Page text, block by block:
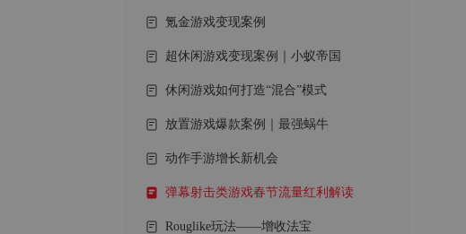
氪金游戏变现案例
超休闲游戏变现案例｜小蚁帝国
休闲游戏如何打造“混合”模式
放置游戏爆款案例｜最强蜗牛
动作手游增长新机会
弹幕射击类游戏春节流量红利解读
Rouglike玩法——增收法宝